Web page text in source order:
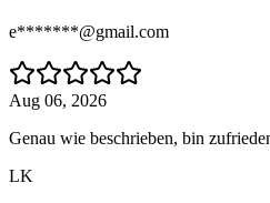
e*******@gmail.com
Aug 06, 2026
Genau wie beschrieben, bin
LK